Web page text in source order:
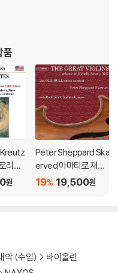
품
리아
주,
원
Peter Sheppard Ska
erved 아마티로 재현
한 올레 불의 살롱 콘서
19,500원
19%
악 (수입)
바이올린